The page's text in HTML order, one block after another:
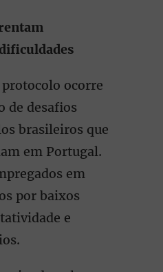
ocorre
de desafios
brasileiros que
em Portugal.
em
por baixos
e